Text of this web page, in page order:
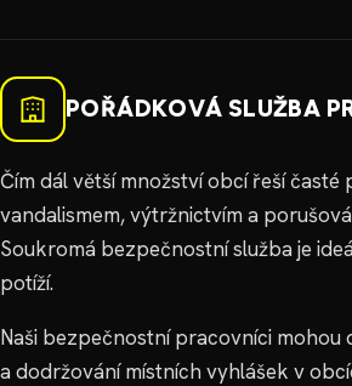
POŘÁDKOVÁ SLUŽBA
Čím dál větší množství obcí řeší časté
vandalismem, výtržnictvím a
Soukromá bezpečnostní služba je
potíží.
Naši bezpečnostní pracovníci mohou
a dodržování místních vyhlášek v